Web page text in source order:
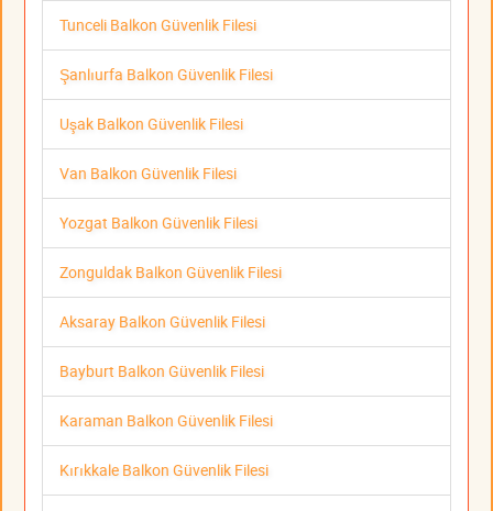
Tunceli Balkon Güvenlik Filesi
Şanlıurfa Balkon Güvenlik Filesi
Uşak Balkon Güvenlik Filesi
Van Balkon Güvenlik Filesi
Yozgat Balkon Güvenlik Filesi
Zonguldak Balkon Güvenlik Filesi
Aksaray Balkon Güvenlik Filesi
Bayburt Balkon Güvenlik Filesi
Karaman Balkon Güvenlik Filesi
Kırıkkale Balkon Güvenlik Filesi